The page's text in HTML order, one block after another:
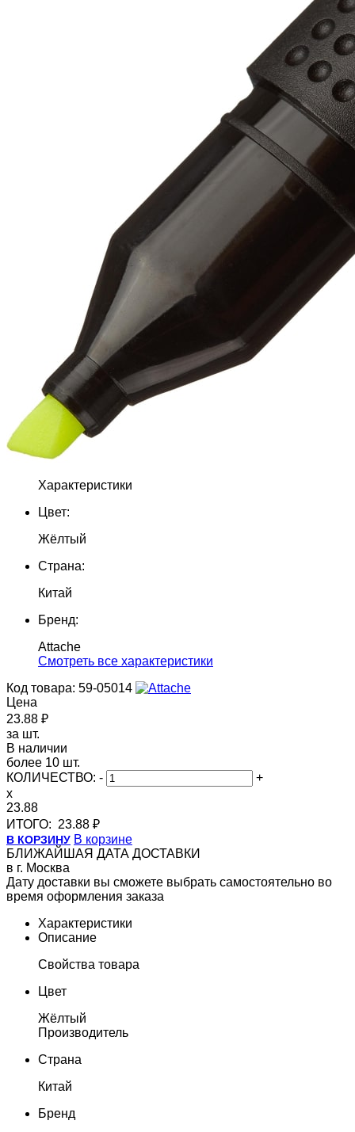
Характеристики
Цвет:
Жёлтый
Страна:
Китай
Бренд:
Attache
Cмотреть все характеристики
Код товара: 59-05014
Цена
23.88 ₽
за шт.
В наличии
более 10 шт.
КОЛИЧЕСТВО: -
+
x
23.88
ИТОГО: 23.88 ₽
В КОРЗИНУ В корзине
БЛИЖАЙШАЯ ДАТА ДОСТАВКИ
в г. Москва
Дату доставки вы сможете выбрать самостоятельно во
время оформления заказа
Характеристики
Описание
Свойства товара
Цвет
Жёлтый
Производитель
Страна
Китай
Бренд